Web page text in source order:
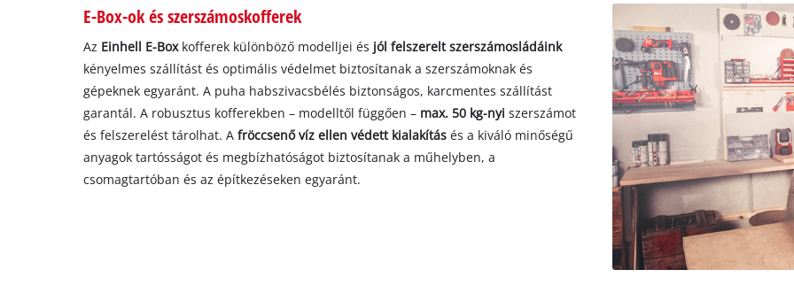
E-Box-ok és szerszámoskofferek
Az Einhell E-Box kofferek különböző modelljei és jól felszerelt szerszámosládáink
kényelmes szállítást és optimális védelmet biztosítanak a szerszámoknak és
gépeknek egyaránt. A puha habszivacsbélés biztonságos, karcmentes szállítást
garantál. A robusztus kofferekben – modelltől függően – max. 50 kg-nyiszerszámot
és felszerelést tárolhat. Afröccsenő víz ellen védett kialakításés a kiváló minőségű
anyagok tartósságot és megbízhatóságot biztosítanak a műhelyben, a
csomagtartóban és az építkezéseken egyaránt.